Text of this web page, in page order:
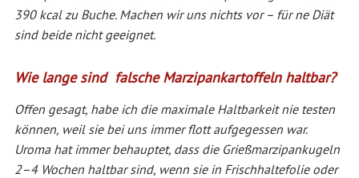
390 kcal zu Buche. Machen wir uns nichts vor – für ne Diät
sind beide nicht geeignet.
Wie lange sind falsche Marzipankartoffeln haltbar?
Offen gesagt, habe ich die maximale Haltbarkeit nie testen
können, weil sie bei uns immer flott aufgegessen war.
Uroma hat immer behauptet, dass die Grießmarzipankugeln
2–4 Wochen haltbar sind, wenn sie in Frischhaltefolie oder